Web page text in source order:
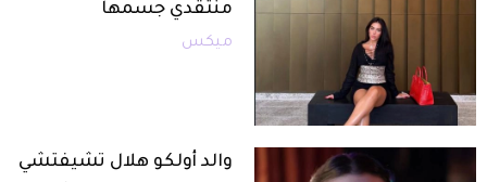
منتقدي جسمها
ميكس
والد أولكو هلال تشيفتشي